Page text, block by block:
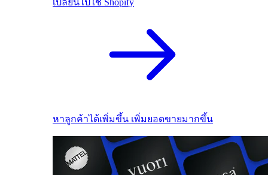
เปลี่ยนไปใช้ Shopify
หาลูกค้าได้เพิ่มขึ้น เพิ่มยอดขายมากขึ้น